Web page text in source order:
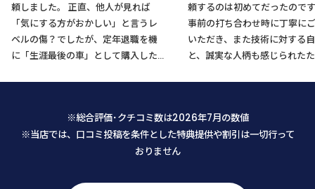
頼しました。 正直、他人が見れば
「気にする方がおかしい」と言うレ
ベルの傷？でしたが、定年退職を機
に「生涯最後の車」として購入した
い内容にもかかわらず代表の馬場さ
んから迅速かつ丁寧な返信を頂戴
し、まずそこで安心致しました。 予
気にし、何にこだわっているのか」
頼するのは初めてだったので
事前の打ち合わせ時に丁寧に
いただき、また技術に対する
と、誠実な人柄も感じられた
の乗車が楽しくなりそうです。
※総合評価･クチコミ数は2026年7月の数値
※当店では、口コミ投稿を条件とした特典提供や割引は一切行って
おりません